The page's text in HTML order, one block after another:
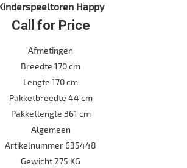
Happy
Call for Price
Afmetingen
Breedte 170 cm
Lengte 170 cm
Pakketbreedte 44 cm
Pakketlengte 361 cm
Algemeen
Artikelnummer 635448
Gewicht 275 KG